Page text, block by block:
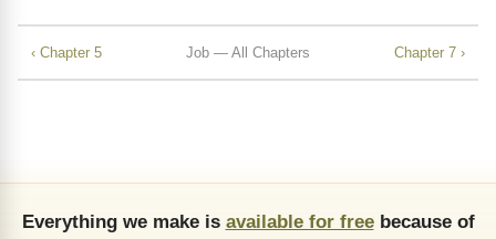
‹ Chapter 5 Job — All Chapters Chapter 7 ›
Everything we make is available for freebecause of